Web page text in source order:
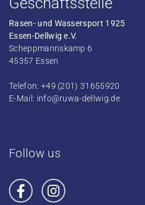
Rasen- und Wassersport 1925
Essen-Dellwig e.V.
Scheppmannskamp 6
45357 Essen
Telefon: +49 (201) 31655920
E-Mail: info@ruwa-dellwig.de
Follow us